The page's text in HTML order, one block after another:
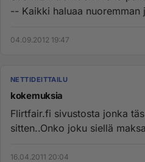
-- Kaikki haluaa nuoremman ja todella hyvännäköisen.
04.09.2012 19:47
NETTIDEITTAILU
kokemuksia
Flirtfair.fi sivustosta jonka
sitten..Onko joku siellä
16.04.2011 20:04